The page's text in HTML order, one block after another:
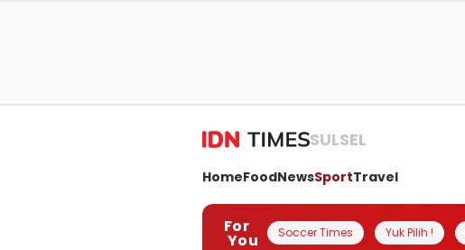
SULSEL
HomeFoodNewsSportTravel
For
You Soccer Times Yuk Pilih !